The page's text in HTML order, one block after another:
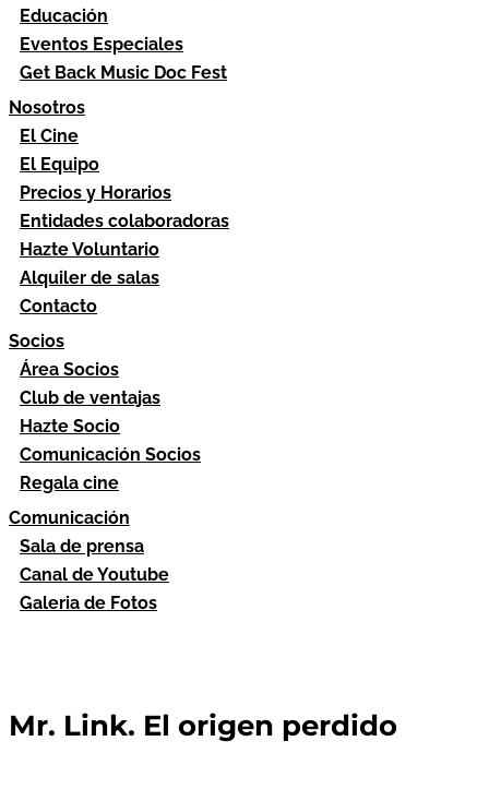
Educación
Eventos Especiales
Get Back Music Doc Fest
Nosotros
El Cine
El Equipo
Precios y Horarios
Entidades colaboradoras
Hazte Voluntario
Alquiler de salas
Contacto
Socios
Área Socios
Club de ventajas
Hazte Socio
Comunicación Socios
Regala cine
Comunicación
Sala de prensa
Canal de Youtube
Galeria de Fotos
Mr. Link. El origen perdido